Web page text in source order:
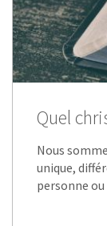
Quel
Nous
unique,
personne